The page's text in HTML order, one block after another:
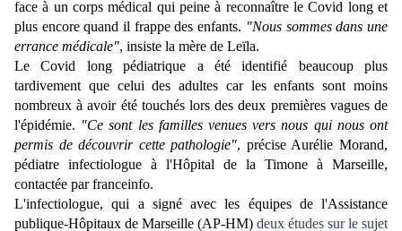
face à un corps médical qui peine à reconnaître le Covid long et
plus encore quand il frappe des enfants. "Nous sommes dans une
errance médicale", insiste la mère de Leïla.
Le Covid long pédiatrique a été identifié beaucoup plus
tardivement que celui des adultes car les enfants sont moins
nombreux à avoir été touchés lors des deux premières vagues de
l'épidémie. "Ce sont les familles venues vers nous qui nous ont
permis de découvrir cette pathologie", précise Aurélie Morand,
pédiatre infectiologue à l'Hôpital de la Timone à Marseille,
contactée par franceinfo.
L'infectiologue, qui a signé avec les équipes de l'Assistance
publique-Hôpitaux de Marseille (AP-HM) deux études sur le sujet